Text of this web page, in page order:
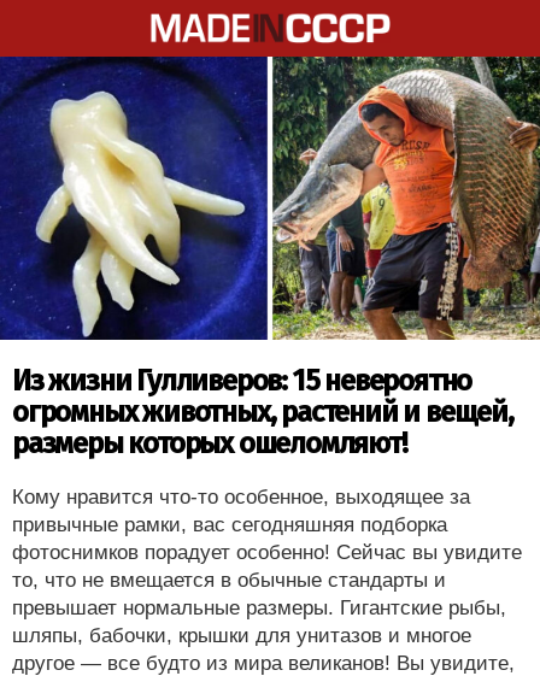
Из жизни Гулливеров: 15 невероятно
огромных животных, растений и вещей,
размеры которых ошеломляют!
Кому нравится что-то особенное, выходящее за
привычные рамки, вас сегодняшняя подборка
фотоснимков порадует особенно! Сейчас вы увидите
то, что не вмещается в обычные стандарты и
превышает нормальные размеры. Гигантские рыбы,
шляпы, бабочки, крышки для унитазов и многое
другое — все будто из мира великанов! Вы увидите,